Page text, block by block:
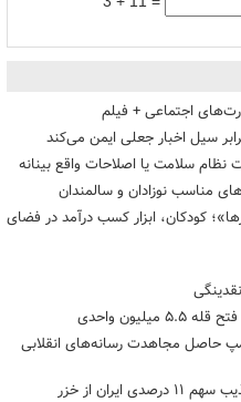
اجتماعی + فیلم
سیل اخبار جعلی ایمن می‌کند
سلامت یا اصلاحات واقع بینانه
مناسب نوزادان و سالمندان
کودکان، ابزار کسب درآمد در فضای
حاصل مجاهدت رسانه‌های انقلابی
از خزر